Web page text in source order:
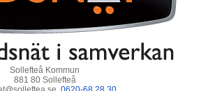
Sollefteå Kommun
881 80 Sollefteå